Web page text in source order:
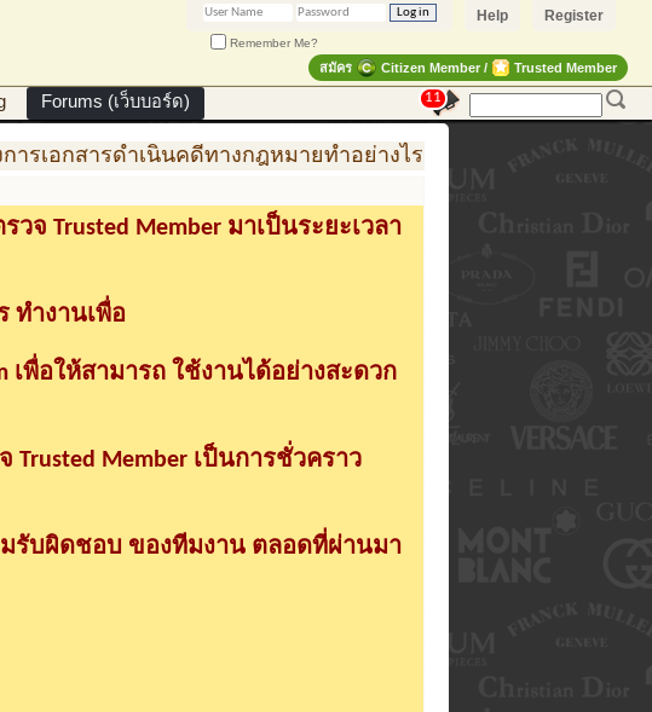
Register
Help
Remember Me?
สมัคร Citizen Member / Trusted Member
Forums (เว็บบอร์ด) 11
เอกสารดำเนินคดีทางกฎหมายทำอย่างไร
Trusted Member มาเป็นระยะเวลา
ทำงานเพื่อ
เพื่อให้สามารถ ใช้งานได้อย่างสะดวก
Member เป็นการชั่วคราว
รับผิดชอบ ของทีมงาน ตลอดที่ผ่านมา